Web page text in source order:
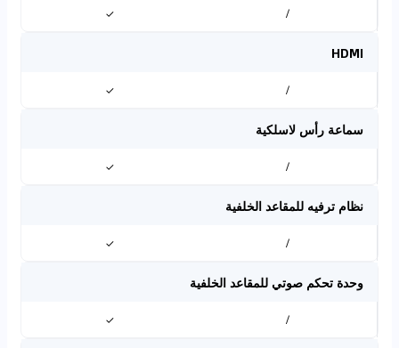
/
✓
HDMI
/
✓
سماعة رأس لاسلكية
/
✓
نظام ترفيه للمقاعد الخلفية
/
✓
وحدة تحكم صوتي للمقاعد الخلفية
/
✓